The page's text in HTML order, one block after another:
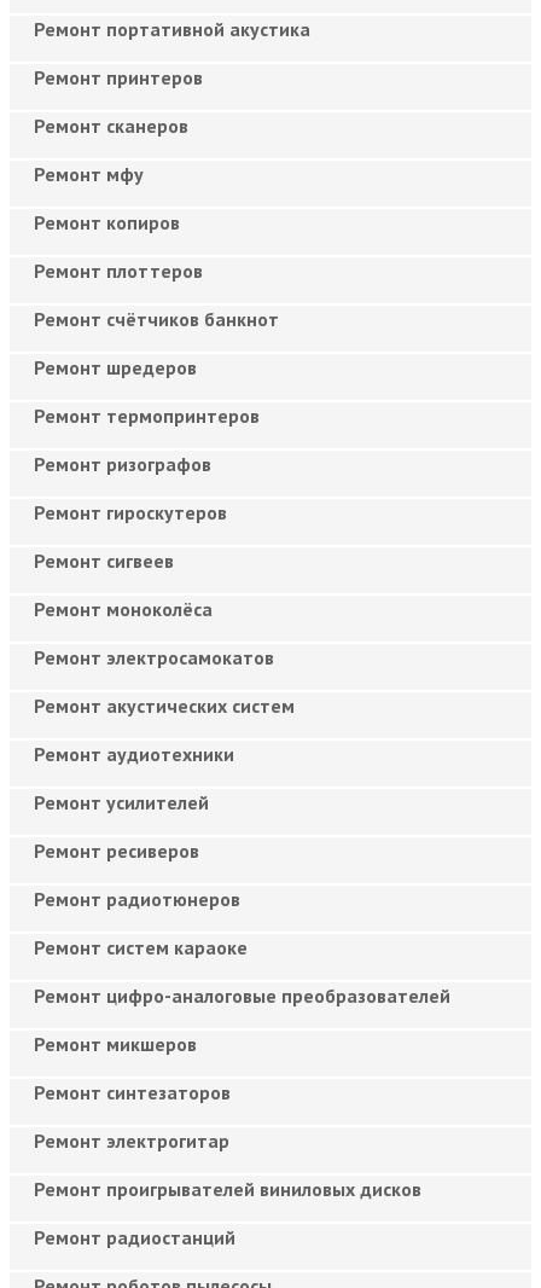
Ремонт портативной акустика
Ремонт принтеров
Ремонт сканеров
Ремонт мфу
Ремонт копиров
Ремонт плоттеров
Ремонт счётчиков банкнот
Ремонт шредеров
Ремонт термопринтеров
Ремонт ризографов
Ремонт гироскутеров
Ремонт сигвеев
Ремонт моноколёса
Ремонт электросамокатов
Ремонт акустических систем
Ремонт аудиотехники
Ремонт усилителей
Ремонт ресиверов
Ремонт радиотюнеров
Ремонт систем караоке
Ремонт цифро-аналоговые преобразователей
Ремонт микшеров
Ремонт синтезаторов
Ремонт электрогитар
Ремонт проигрывателей виниловых дисков
Ремонт радиостанций